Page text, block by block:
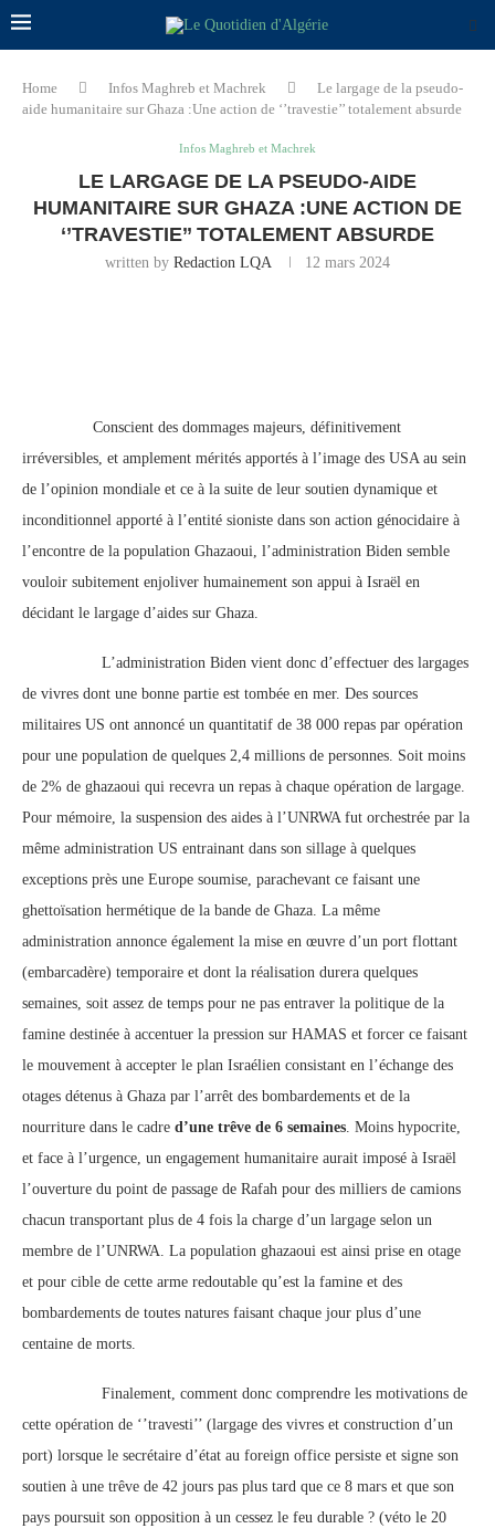
Home Infos Maghreb et Machrek
Le largage de la pseudo-
aide humanitaire sur Ghaza :Une action de ‘’travestie’’ totalement absurde
Infos Maghreb et Machrek
LE LARGAGE DE LA PSEUDO-AIDE
HUMANITAIRE SUR GHAZA :UNE ACTION DE
‘’TRAVESTIE’’ TOTALEMENT ABSURDE
written by Redaction LQA 12 mars 2024
Conscient des dommages majeurs, définitivement
irréversibles, et amplement mérités apportés à l’image des USA au sein
de l’opinion mondiale et ce à la suite de leur soutien dynamique et
inconditionnel apporté à l’entité sioniste dans son action génocidaire à
l’encontre de la population Ghazaoui, l’administration Biden semble
vouloir subitement enjoliver humainement son appui à Israël en
décidant le largage d’aides sur Ghaza.
L’administration Biden vient donc d’effectuer des largages
de vivres dont une bonne partie est tombée en mer. Des sources
militaires US ont annoncé un quantitatif de 38 000 repas par opération
pour une population de quelques 2,4 millions de personnes. Soit moins
de 2% de ghazaoui qui recevra un repas à chaque opération de largage.
Pour mémoire, la suspension des aides à l’UNRWA fut orchestrée par la
même administration US entrainant dans son sillage à quelques
exceptions près une Europe soumise, parachevant ce faisant une
ghettoïsation hermétique de la bande de Ghaza. La même
administration annonce également la mise en œuvre d’un port flottant
(embarcadère) temporaire et dont la réalisation durera quelques
semaines, soit assez de temps pour ne pas entraver la politique de la
famine destinée à accentuer la pression sur HAMAS et forcer ce faisant
le mouvement à accepter le plan Israélien consistant en l’échange des
otages détenus à Ghaza par l’arrêt des bombardements et de la
nourriture dans le cadre d’une trêve de 6 semaines. Moins hypocrite,
et face à l’urgence, un engagement humanitaire aurait imposé à Israël
l’ouverture du point de passage de Rafah pour des milliers de camions
chacun transportant plus de 4 fois la charge d’un largage selon un
membre de l’UNRWA. La population ghazaoui est ainsi prise en otage
et pour cible de cette arme redoutable qu’est la famine et des
bombardements de toutes natures faisant chaque jour plus d’une
centaine de morts.
Finalement, comment donc comprendre les motivations de
cette opération de ‘’travesti’’ (largage des vivres et construction d’un
port) lorsque le secrétaire d’état au foreign office persiste et signe son
soutien à une trêve de 42 jours pas plus tard que ce 8 mars et que son
pays poursuit son opposition à un cessez le feu durable ? (véto le 20